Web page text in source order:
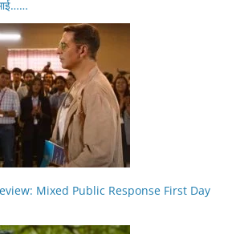
Mixed Public Response First Day